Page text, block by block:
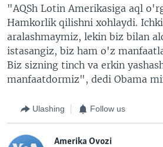
"AQSh Lotin Amerikasiga aql
Hamkorlik qilishni xohlaydi.
aralashmaymiz, lekin biz bilan
istasangiz, biz ham o'z
Biz sizning tinch va erkin
manfaatdormiz", dedi Obama
Ulashing Follow us
Amerika Ovozi